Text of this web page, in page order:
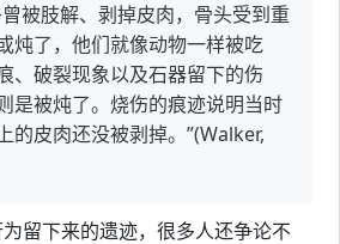
被肢解、剥掉皮肉，骨头受到重
炖了，他们就像动物一样被吃
、破裂现象以及石器留下的伤
是被炖了。烧伤的痕迹说明当时
的皮肉还没被剥掉。”(Walker,
留下来的遗迹，很多人还争论不